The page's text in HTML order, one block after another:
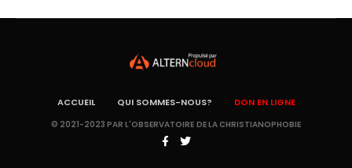
ACCUEIL QUI SOMMES-NOUS? DON EN LIGNE
© 2021-2023 PAR L'OBSERVATOIRE DE LA CHRISTIANOPHOBIE